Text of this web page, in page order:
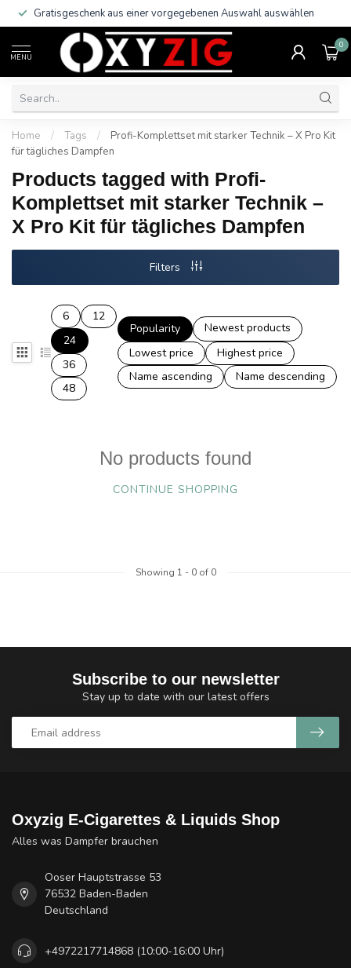
Gratisgeschenk aus einer vorgegebenen Auswahl auswählen
MENU
0
Home / Tags /
Profi-Komplettset mit starker Technik – X Pro Kit
für tägliches Dampfen
Products tagged with Profi-
Komplettset mit starker Technik –
X Pro Kit für tägliches Dampfen
Filters
6
12
24
36
48
Popularity
Newest products
Lowest price
Highest price
Name ascending
Name descending
No products found
CONTINUE SHOPPING
Showing 1 - 0of 0
Subscribe to our newsletter
Stay up to date with our latest offers
Oxyzig E-Cigarettes & Liquids Shop
Alles was Dampfer brauchen
Ooser Hauptstrasse 53
76532 Baden-Baden
Deutschland
+4972217714868 (10:00-16:00 Uhr)